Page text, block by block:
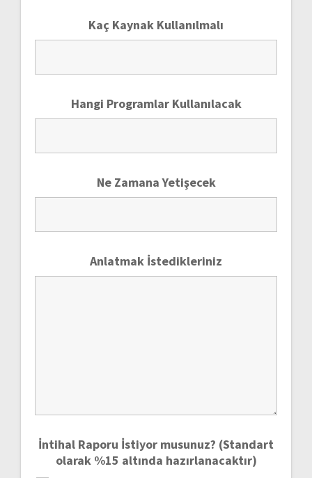
Kaç Kaynak Kullanılmalı
Hangi Programlar Kullanılacak
Ne Zamana Yetişecek
Anlatmak İstedikleriniz
İntihal Raporu İstiyor musunuz? (Standart
olarak %15 altında hazırlanacaktır)